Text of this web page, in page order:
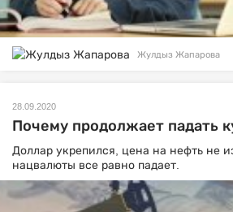
Жулдыз Жапарова
28.09.2020
Почему продолжает падать
Доллар укрепился, цена на нефть не
нацвалюты все равно падает.